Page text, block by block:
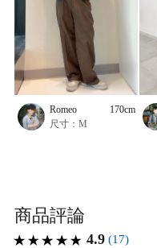
Romeo
170cm
尺寸：M
商品評論
4.9 (17)